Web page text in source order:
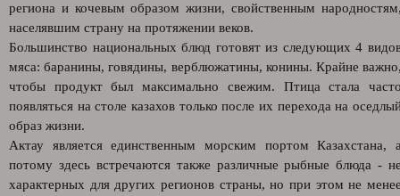
региона и кочевым образом жизни, свойственным
населявшим страну на протяжении веков.
Большинство национальных блюд готовят из следующих 4
мяса: баранины, говядины, верблюжатины, конины. Крайне
чтобы продукт был максимально свежим. Птица стала
появляться на столе казахов только после их перехода на
образ жизни.
Актау является единственным морским портом Казахстана,
потому здесь встречаются также различные рыбные блюда -
характерных для других регионов страны, но при этом не